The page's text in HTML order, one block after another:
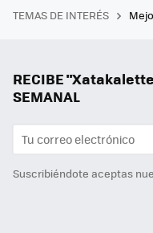
TEMAS DE INTERÉS
RECIBE
SEMANAL
Suscribiéndote aceptas